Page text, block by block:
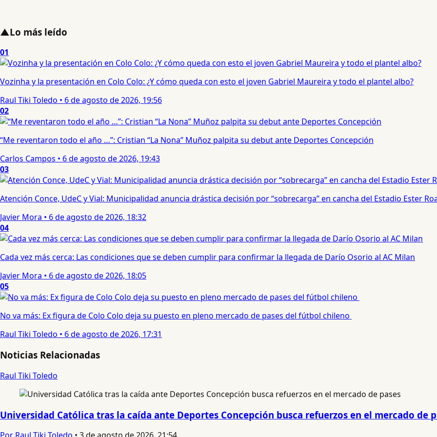
▲Lo más leído
01
Vozinha y la presentación en Colo Colo: ¿Y cómo queda con esto el joven Gabriel Maureira y todo el plantel albo?
Raul Tiki Toledo • 6 de agosto de 2026, 19:56
02
“Me reventaron todo el año …”: Cristian “La Nona” Muñoz palpita su debut ante Deportes Concepción
Carlos Campos • 6 de agosto de 2026, 19:43
03
Atención Conce, UdeC y Vial: Municipalidad anuncia drástica decisión por “sobrecarga” en cancha del Estadio Ester
Javier Mora • 6 de agosto de 2026, 18:32
04
Cada vez más cerca: Las condiciones que se deben cumplir para confirmar la llegada de Darío Osorio al AC Milan
Javier Mora • 6 de agosto de 2026, 18:05
05
No va más: Ex figura de Colo Colo deja su puesto en pleno mercado de pases del fútbol chileno
Raul Tiki Toledo • 6 de agosto de 2026, 17:31
Noticias Relacionadas
Raul Tiki Toledo
Universidad Católica tras la caída ante Deportes Concepción busca refuerzos en el mercado de